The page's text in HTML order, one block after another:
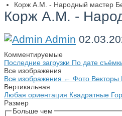
Корж А.М. - Народный мастер
Корж А.М. -
Admin
Комментируемые
Последние загрузки По дате
Все изображения
Все изображения ← Фото Векторы
Вертикальная
Любая ориентация Квадратные
Размер
Больше чем